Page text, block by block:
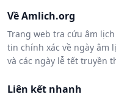
Về Amlich.org
Trang web tra cứu âm
tin chính xác về ngày âm
và các ngày lễ tết truyền
Liên kết nhanh